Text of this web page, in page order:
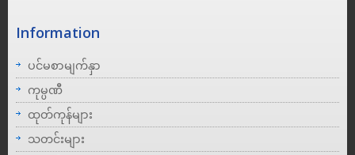
Information
ပင်မစာမျက်နှာ
ကုမ္ပဏီ
ထုတ်ကုန်များ
သတင်းများ